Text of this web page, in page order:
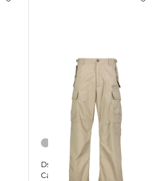
Dsquared2 | Herren
Cargohose mit Baumwolle